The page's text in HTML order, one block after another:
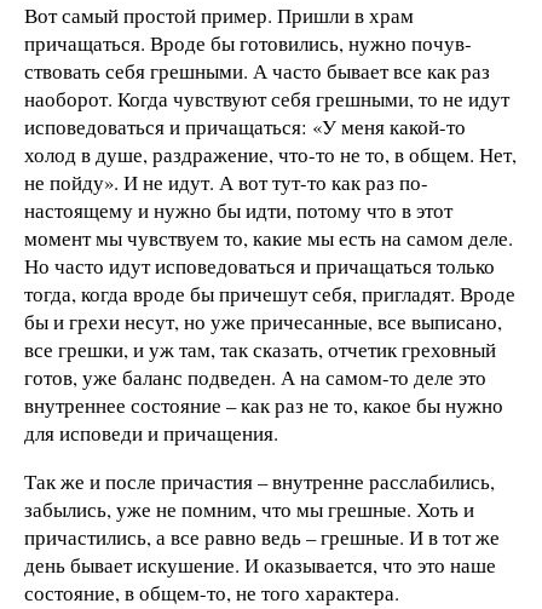
Вот самый простой пример. Пришли в храм
причащаться. Вроде бы готовились, нужно почув­
ствовать себя грешными. А часто бывает все как раз
наоборот. Когда чувствуют себя грешными, то не идут
исповедоваться и причащаться: «У меня какой-то
холод в душе, раздражение, что-то не то, в общем. Нет,
не пойду». И не идут. А вот тут-то как раз по-
настоящему и нужно бы идти, потому что в этот
момент мы чувствуем то, какие мы есть на самом деле.
Но часто идут исповедоваться и причащаться только
тогда, когда вроде бы причешут себя, пригладят. Вроде
бы и грехи несут, но уже причесанные, все выписано,
все грешки, и уж там, так сказать, отчетик греховный
готов, уже баланс подведен. А на самом-то деле это
внутреннее состояние – как раз не то, какое бы нужно
для исповеди и причащения.
Так же и после причастия – внутренне расслабились,
забылись, уже не помним, что мы грешные. Хоть и
причастились, а все равно ведь – грешные. И в тот же
день бывает искушение. И оказывается, что это наше
состояние, в общем-то, не того характера.